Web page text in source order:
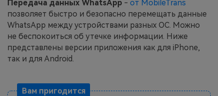
Передача данных WhatsApp - от MobileTrans
позволяет быстро и безопасно перемещать данные
WhatsApp между устройствами разных ОС. Можно
не беспокоиться об утечке информации. Ниже
представлены версии приложения как для iPhone,
так и для Android.
Вам пригодится